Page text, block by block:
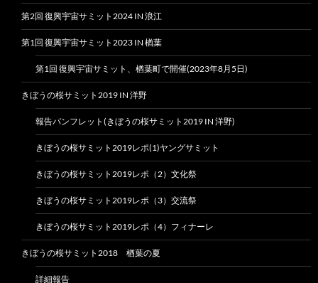
第2回 復興宇宙サミット2024 IN 浪江
第1回 復興宇宙サミット2023 IN 楢葉
第1回 復興宇宙サミット、楢葉町で開催(2023年8月5日)
きぼうの桜サミット2019 IN 洋野
報告パンフレット(きぼうの桜サミット2019 IN 洋野)
きぼうの桜サミット2019レポ(1)ヤングサミット
きぼうの桜サミット2019レポ（2）文化祭
きぼうの桜サミット2019レポ（3）交流祭
きぼうの桜サミット2019レポ（4）フィナーレ
きぼうの桜サミット2018 楢葉の夏
詳細報告